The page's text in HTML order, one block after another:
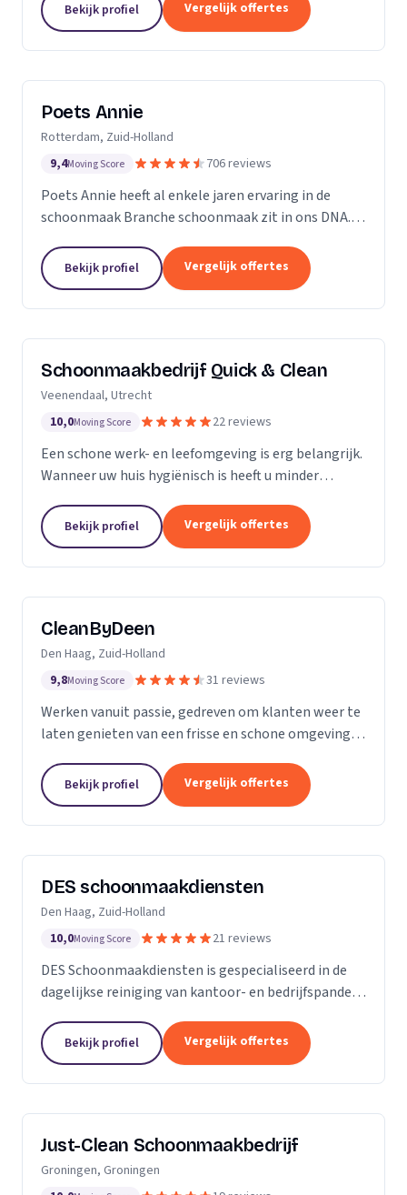
dakgoten...
Bekijk profiel Vergelijk offertes
Poets Annie
Rotterdam, Zuid-Holland
9,4Moving Score 706 reviews
Poets Annie heeft al enkele jaren ervaring in de
schoonmaak Branche schoonmaak zit in ons DNA.
Kantoor panden Scholen Zwembaden Vakantie
parkeren Traphuizen...
Bekijk profiel Vergelijk offertes
Schoonmaakbedrijf Quick & Clean
Veenendaal, Utrecht
10,0Moving Score 22 reviews
Een schone werk- en leefomgeving is erg belangrijk.
Wanneer uw huis hygiënisch is heeft u minder
een goede indruk op anderen, als uw bedrijfspand...
Bekijk profiel Vergelijk offertes
CleanByDeen
Den Haag, Zuid-Holland
9,8Moving Score 31 reviews
Werken vanuit passie, gedreven om klanten weer te
laten genieten van een frisse en schone omgeving.
Beleef het weer als nieuw! Het bedrijf voor uw...
Bekijk profiel Vergelijk offertes
DES schoonmaakdiensten
Den Haag, Zuid-Holland
10,0Moving Score 21 reviews
DES Schoonmaakdiensten is gespecialiseerd in de
dagelijkse reiniging van kantoor- en bedrijfspanden
ervaring in de glas- en gevelreiniging. Maar met...
Bekijk profiel Vergelijk offertes
Just-Clean Schoonmaakbedrijf
Groningen, Groningen